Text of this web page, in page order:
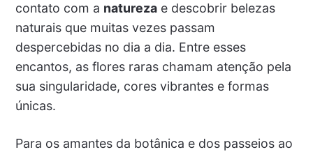
contato com a naturezae descobrir belezas
naturais que muitas vezes passam
despercebidas no dia a dia. Entre esses
encantos, as flores raras chamam atenção pela
sua singularidade, cores vibrantes e formas
únicas.
Para os amantes da botânica e dos passeios ao